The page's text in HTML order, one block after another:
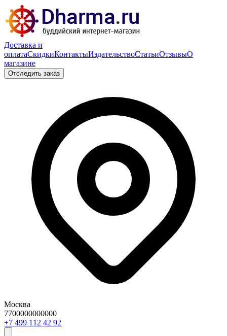
Доставка и
оплатаСкидкиКонтактыИздательствоСтатьиОтзывыО
магазине
Отследить заказ
Москва
7700000000000
29 24 211 994 7+